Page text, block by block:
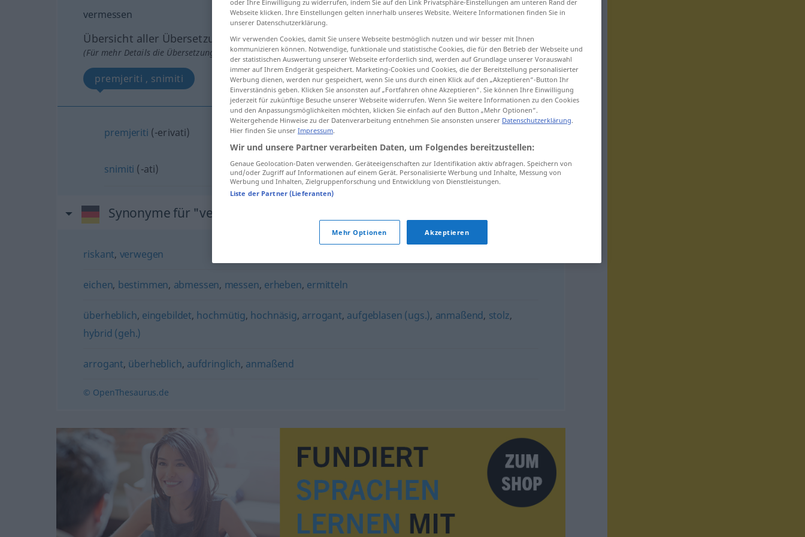
vermessen
Übersicht aller Übersetzungen
(Für mehr Details die Übersetzung anklicken/antippen)
premjeriti , snimiti
premjeriti (-erivati)
snimiti (-ati) vermessenLand
Synonyme für "vermessen"
riskant, verwegen
eichen, bestimmen, abmessen, messen, erheben, ermitteln
überheblich, eingebildet, hochmütig, hochnäsig, arrogant, aufgeblasen (ugs.), anmaßend, stolz,
hybrid (geh.)
arrogant, überheblich, aufdringlich, anmaßend
© OpenThesaurus.de
oder Ihre Einwilligung zu widerrufen, indem Sie auf den Link Privatsphäre-Einstellungen am unteren Rand der
Webseite klicken. Ihre Einstellungen gelten innerhalb unseres Website. Weitere Informationen finden Sie in
unserer Datenschutzerklärung.
Wir verwenden Cookies, damit Sie unsere Webseite bestmöglich nutzen und wir besser mit Ihnen
kommunizieren können. Notwendige, funktionale und statistische Cookies, die für den Betrieb der Webseite und
der statistischen Auswertung unserer Webseite erforderlich sind, werden auf Grundlage unserer Vorauswahl
immer auf Ihrem Endgerät gespeichert. Marketing-Cookies und Cookies, die der Bereitstellung personalisierter
Werbung dienen, werden nur gespeichert, wenn Sie uns durch einen Klick auf den „Akzeptieren“-Button Ihr
Einverständnis geben. Klicken Sie ansonsten auf „Fortfahren ohne Akzeptieren“. Sie können Ihre Einwilligung
jederzeit für zukünftige Besuche unserer Webseite widerrufen. Wenn Sie weitere Informationen zu den Cookies
und den Anpassungsmöglichkeiten möchten, klicken Sie einfach auf den Button „Mehr Optionen“.
Weitergehende Hinweise zu der Datenverarbeitung entnehmen Sie ansonsten unserer Datenschutzerklärung.
Hier finden Sie unser Impressum.
Wir und unsere Partner verarbeiten Daten, um Folgendes bereitzustellen:
Genaue Geolocation-Daten verwenden. Geräteeigenschaften zur Identifikation aktiv abfragen. Speichern von
und/oder Zugriff auf Informationen auf einem Gerät. Personalisierte Werbung und Inhalte, Messung von
Werbung und Inhalten, Zielgruppenforschung und Entwicklung von Dienstleistungen.
Liste der Partner (Lieferanten)
Mehr Optionen Akzeptieren